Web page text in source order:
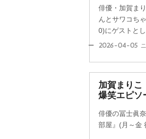
俳優・加賀ま
んとサワコち
0)にゲストとし
2026-04-05
加賀まりこ
爆笑エピソ
俳優の冨士眞
部屋』(月～金